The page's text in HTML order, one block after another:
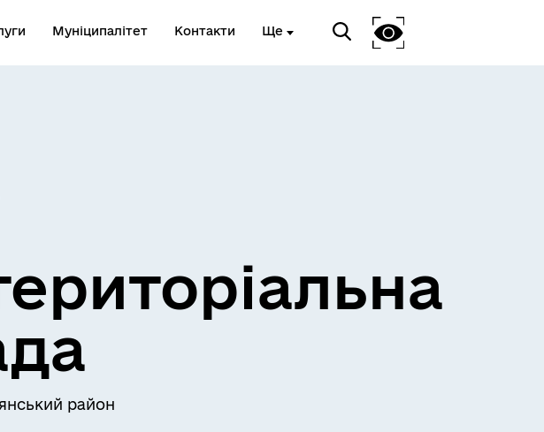
Муніципалітет Контакти Ще
військових громади
район